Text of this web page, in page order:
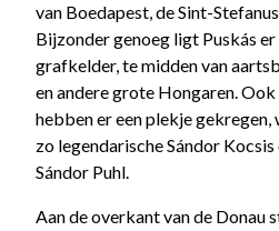
van Boedapest, de Sint-
Bijzonder genoeg ligt Puskás
grafkelder, te midden van
en andere grote Hongaren.
hebben er een plekje
zo legendarische Sándor
Sándor Puhl.
Aan de overkant van de Donau